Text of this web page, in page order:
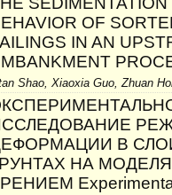
OF
IN AN
Shao, Xiaoxia Guo, Zhuan
В
НА